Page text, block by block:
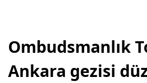
Ombudsmanlık
Ankara gezisi